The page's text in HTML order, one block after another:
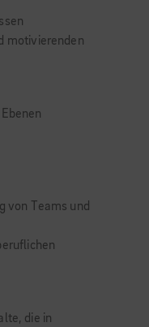
motivierenden
von Teams und
die in